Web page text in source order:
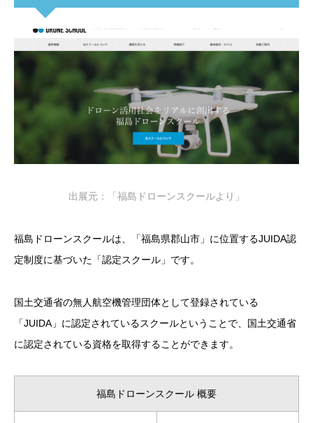
出展元：「福島ドローンスクールより」
福島ドローンスクールは、「福島県郡山市」に位置するJUIDA認
定制度に基づいた「認定スクール」です。
国土交通省の無人航空機管理団体として登録されている
「JUIDA」に認定されているスクールということで、国土交通省
に認定されている資格を取得することができます。
福島ドローンスクール 概要